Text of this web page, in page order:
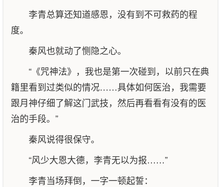
李青总算还知道感恩，没有到不可救药的程
度。
秦风也就动了恻隐之心。
“《咒神法》，我也是第一次碰到，以前只在典
籍里看到过类似的情况……具体如何医治，我需要
跟月神仔细了解这门武技，然后再看看有没有的医
治的手段。”
秦风说得很保守。
“风少大恩大德，李青无以为报……”
李青当场拜倒，一字一顿起誓：